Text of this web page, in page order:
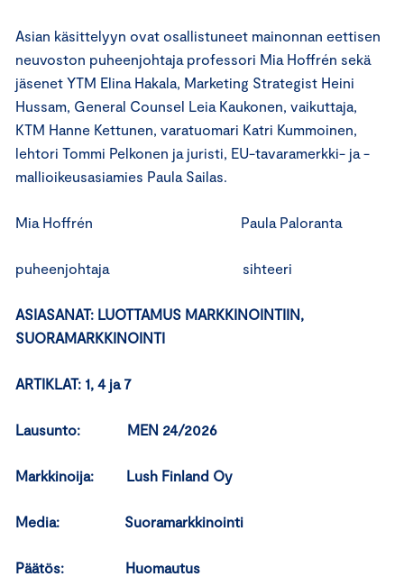
Asian käsittelyyn ovat osallistuneet mainonnan eettisen
neuvoston puheenjohtaja professori Mia Hoffrén sekä
jäsenet YTM Elina Hakala, Marketing Strategist Heini
Hussam, General Counsel Leia Kaukonen, vaikuttaja,
KTM Hanne Kettunen, varatuomari Katri Kummoinen,
lehtori Tommi Pelkonen ja juristi, EU-tavaramerkki- ja -
mallioikeusasiamies Paula Sailas.
Mia Hoffrén Paula Paloranta
puheenjohtaja sihteeri
ASIASANAT: LUOTTAMUS MARKKINOINTIIN,
SUORAMARKKINOINTI
ARTIKLAT: 1, 4 ja 7
Lausunto: MEN 24/2026
Markkinoija: Lush Finland Oy
Media: Suoramarkkinointi
Päätös: Huomautus